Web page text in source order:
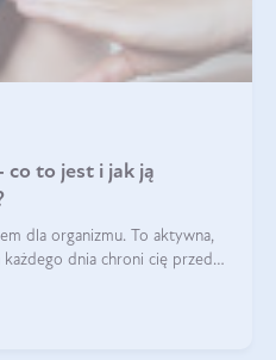
co to jest i jak ją
dla organizmu. To aktywna,
dnia chroni cię przed